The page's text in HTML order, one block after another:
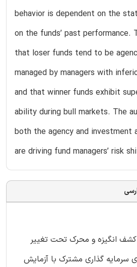
behavior is dependent on the
on the funds’ past performance.
that loser funds tend to be
managed by managers with
and that winner funds exhibit
ability during bull markets. The
both the agency and investment
are driving fund managers’ risk
انگیزه و محرک تحت تغییر
سرمایه گذاری مشترک با آزمایش